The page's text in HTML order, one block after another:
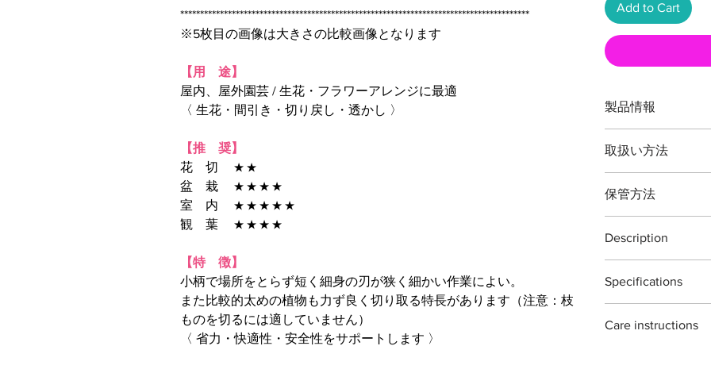
****************************************************************************************
※5枚目の画像は大きさの比較画像となります
【用 途】
屋内、屋外園芸 / 生花・フラワーアレンジに最適
〈 生花・間引き・切り戻し・透かし 〉
【推 奨】
花 切 ★ ★
盆 栽 ★ ★ ★ ★
室 内 ★ ★ ★ ★ ★
観 葉 ★ ★ ★ ★
【特 徴】
小柄で場所をとらず短く細身の刃が狭く細かい作業によい。
また比較的太めの植物も力ず良く切り取る特長があります（注意：枝
ものを切るには適していません）
〈 省力・快適性・安全性をサポートします 〉
Add to Cart
製品情報
全長：約１6０ミリ
重量：約６５グラム
刃渡：約２５ミリ
鋼材： 鍛造特殊鋼
最大切断能力：茎直
※手作り製品の為「
場合がございますが
取扱い方法
庭のバラ・花の手入
植物以外の切断、無
※灌木・造花・針金
保管方法
取り道具箱や室内で
をふき取る際に刃物
ご自分で刃を研ぎ直
ナーをお使い頂く
石も販売しておりま
Description
The Garden
use. ideal for
each piece is hand
Specifications
Size : 160mm
Care instructions